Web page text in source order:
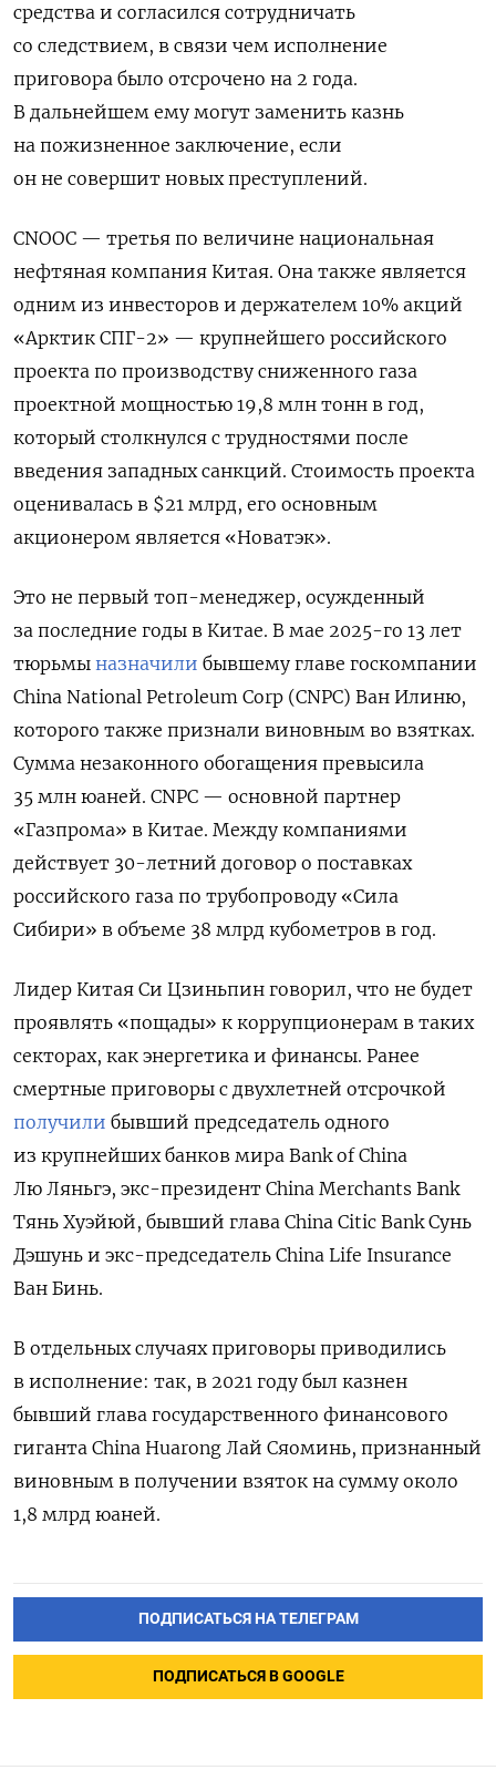
средства и согласился сотрудничать
со следствием, в связи чем исполнение
приговора было отсрочено на 2 года.
В дальнейшем ему могут заменить казнь
на пожизненное заключение, если
он не совершит новых преступлений.
CNOOC — третья по величине национальная
нефтяная компания Китая. Она также является
одним из инвесторов и держателем 10% акций
«Арктик СПГ-2» — крупнейшего российского
проекта по производству сниженного газа
проектной мощностью 19,8 млн тонн в год,
который столкнулся с трудностями после
введения западных санкций. Стоимость проекта
оценивалась в $21 млрд, его основным
акционером является «Новатэк».
Это не первый топ-менеджер, осужденный
за последние годы в Китае. В мае 2025-го 13 лет
тюрьмы назначили бывшему главе госкомпании
China National Petroleum Corp (CNPC) Ван Илиню,
которого также признали виновным во взятках.
Сумма незаконного обогащения превысила
35 млн юаней. CNPC — основной партнер
«Газпрома» в Китае. Между компаниями
действует 30-летний договор о поставках
российского газа по трубопроводу «Сила
Сибири» в объеме 38 млрд кубометров в год.
Лидер Китая Си Цзиньпин говорил, что не будет
проявлять «пощады» к коррупционерам в таких
секторах, как энергетика и финансы. Ранее
смертные приговоры с двухлетней отсрочкой
получили бывший председатель одного
из крупнейших банков мира Bank of China
Лю Ляньгэ, экс-президент China Merchants Bank
Тянь Хуэйюй, бывший глава China Citic BankСунь
Дэшунь и экс-председатель China Life Insurance
Ван Бинь.
В отдельных случаях приговоры приводились
в исполнение: так, в 2021 году был казнен
бывший глава государственного финансового
гиганта China Huarong Лай Сяоминь, признанный
виновным в получении взяток на сумму около
1,8 млрд юаней.
ПОДПИСАТЬСЯ НА ТЕЛЕГРАМ
ПОДПИСАТЬСЯ В GOOGLE